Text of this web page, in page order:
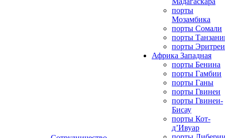
порты
Мозамбика
порты Сомали
порты
порты Эритреи
Африка Западная
порты Бенина
порты Гамбии
порты Ганы
порты Гвинеи
порты Гвинеи-
Бисау
порты Кот-
д’Ивуар